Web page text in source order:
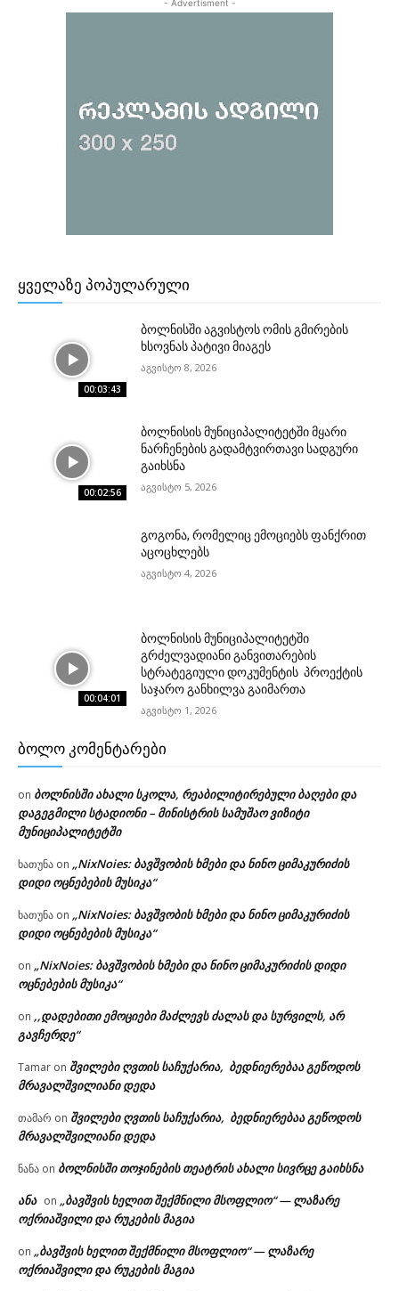
- Advertisment -
ᲧᲕᲔᲚᲐᲖᲔ ᲞᲝᲞᲣᲚᲐᲠᲣᲚᲘ
00:03:43
ბოლნისში აგვისტოს ომის გმირების
ხსოვნას პატივი მიაგეს
აგვისტო 8, 2026
00:02:56
ბოლნისის მუნიციპალიტეტში მყარი
ნარჩენების გადამტვირთავი სადგური
გაიხსნა
აგვისტო 5, 2026
გოგონა, რომელიც ემოციებს ფანქრით
აცოცხლებს
აგვისტო 4, 2026
00:04:01
ბოლნისის მუნიციპალიტეტში
გრძელვადიანი განვითარების
სტრატეგიული დოკუმენტის პროექტის
საჯარო განხილვა გაიმართა
აგვისტო 1, 2026
ᲑᲝᲚᲝ ᲙᲝᲛᲔᲜᲢᲐᲠᲔᲑᲘ
on ბოლნისში ახალი სკოლა, რეაბილიტირებული ბაღები და
დაგეგმილი სტადიონი – მინისტრის სამუშაო ვიზიტი
მუნიციპალიტეტში
ხათუნა on „NixNoies: ბავშვობის ხმები და ნინო ციმაკურიძის
დიდი ოცნებების მუსიკა“
ხათუნა on „NixNoies: ბავშვობის ხმები და ნინო ციმაკურიძის
დიდი ოცნებების მუსიკა“
on „NixNoies: ბავშვობის ხმები და ნინო ციმაკურიძის დიდი
ოცნებების მუსიკა“
on ,,დადებითი ემოციები მაძლევს ძალას და სურვილს, არ
გავჩერდე“
Tamar on შვილები ღვთის საჩუქარია, ბედნიერებაა გეწოდოს
მრავალშვილიანი დედა
თამარ on შვილები ღვთის საჩუქარია, ბედნიერებაა გეწოდოს
მრავალშვილიანი დედა
ნანა on ბოლნისში თოჯინების თეატრის ახალი სივრცე გაიხსნა
ანა on „ბავშვის ხელით შექმნილი მსოფლიო“ — ლაზარე
ოქრიაშვილი და რუკების მაგია
on „ბავშვის ხელით შექმნილი მსოფლიო“ — ლაზარე
ოქრიაშვილი და რუკების მაგია